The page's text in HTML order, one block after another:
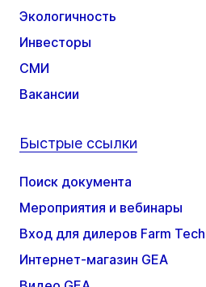
Экологичность
Инвесторы
СМИ
Вакансии
Быстрые ссылки
Поиск документа
Мероприятия и вебинары
Вход для дилеров Farm
Интернет-магазин GEA